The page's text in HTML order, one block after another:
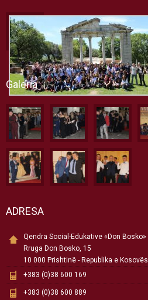
Galeria
ADRESA
Qendra Social-Edukative «Don Bosko»
Rruga Don Bosko, 15
10 000 Prishtinë - Republika e Kosovës
+383 (0)38 600 169
+383 (0)38 600 889